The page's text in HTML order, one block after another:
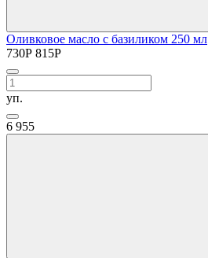
Оливковое масло с базиликом 250 мл
730Р 815Р
уп.
6 955